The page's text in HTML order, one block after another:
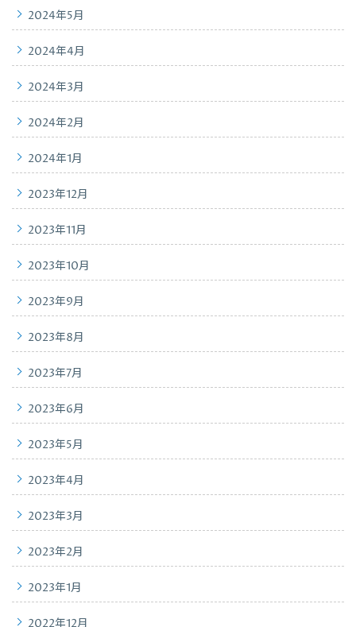
2024年5月
2024年4月
2024年3月
2024年2月
2024年1月
2023年12月
2023年11月
2023年10月
2023年9月
2023年8月
2023年7月
2023年6月
2023年5月
2023年4月
2023年3月
2023年2月
2023年1月